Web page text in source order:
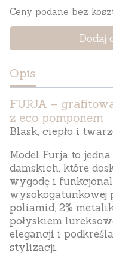
Ceny podane bez
Dodaj
Opis
FURJA –
z eco pomponem
Blask, ciepło i
Model Furja to
damskich, które
wygodę i
wysokogatunkowej
poliamid, 2%
połyskiem
elegancji i
stylizacji.